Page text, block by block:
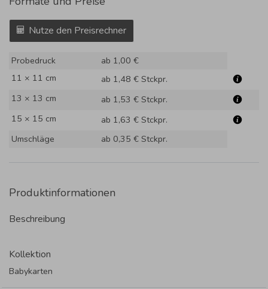
Nutze den Preisrechner
Probedruck
ab 1,00 €
11 × 11 cm
ab 1,48 € Stckpr.
13 × 13 cm
ab 1,53 € Stckpr.
15 × 15 cm
ab 1,63 € Stckpr.
Umschläge
ab 0,35 € Stckpr.
Produktinformationen
Beschreibung
Kollektion
Babykarten